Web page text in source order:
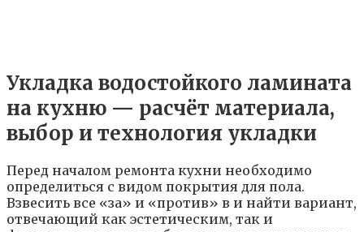
Укладка водостойкого ламината
на кухню — расчёт материала,
выбор и технология укладки
Перед началом ремонта кухни необходимо
определиться с видом покрытия для пола.
Взвесить все «за» и «против» в и найти вариант,
отвечающий как эстетическим, так и